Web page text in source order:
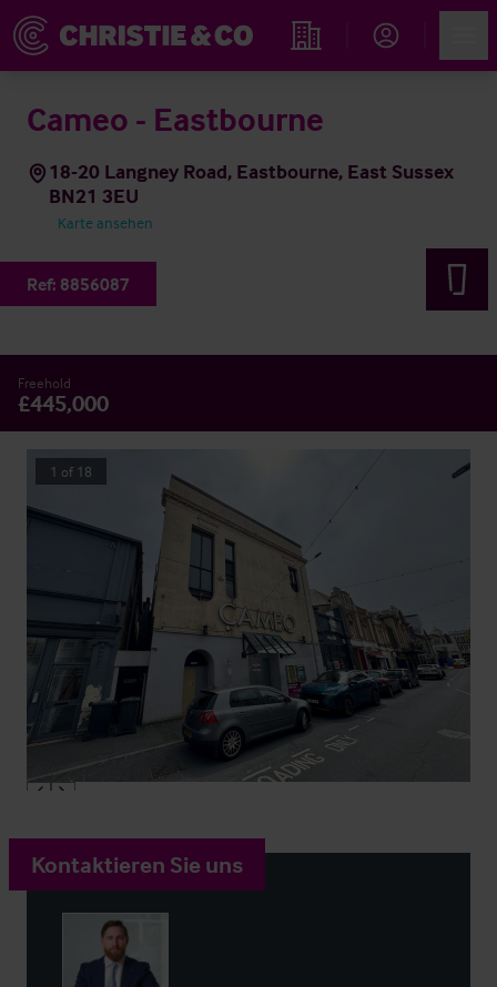
Immobiliensuche
Cameo - Eastbourne
18-20 Langney Road, Eastbourne, East Sussex
BN21 3EU
Karte ansehen
Ref: 8856087
Freehold
£445,000
1 of 18
Kontaktieren Sie uns